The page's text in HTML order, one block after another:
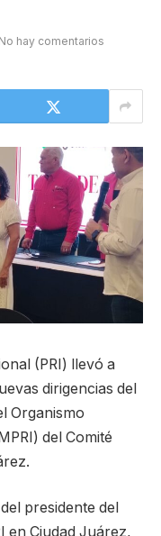
No hay comentarios
(PRI) llevó a
dirigencias del
Organismo
del Comité
presidente del
en Ciudad Juárez,